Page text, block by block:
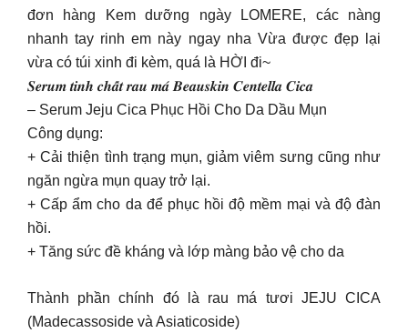
đơn hàng Kem dưỡng ngày LOMERE, các nàng
nhanh tay rinh em này ngay nha Vừa được đẹp lại
vừa có túi xinh đi kèm, quá là HỜI đi~
𝑺𝒆𝒓𝒖𝒎 𝒕𝒊𝒏𝒉 𝒄𝒉𝒂̂́𝒕 𝒓𝒂𝒖 𝒎𝒂́ 𝑩𝒆𝒂𝒖𝒔𝒌𝒊𝒏 𝑪𝒆𝒏𝒕𝒆𝒍𝒍𝒂 𝑪𝒊𝒄𝒂
– Serum Jeju Cica Phục Hồi Cho Da Dầu Mụn
Công dụng:
+ Cải thiện tình trạng mụn, giảm viêm sưng cũng như
ngăn ngừa mụn quay trở lại.
+ Cấp ẩm cho da để phục hồi độ mềm mại và độ đàn
hồi.
+ Tăng sức đề kháng và lớp màng bảo vệ cho da
Thành phần chính đó là rau má tươi JEJU CICA
(Madecassoside và Asiaticoside)